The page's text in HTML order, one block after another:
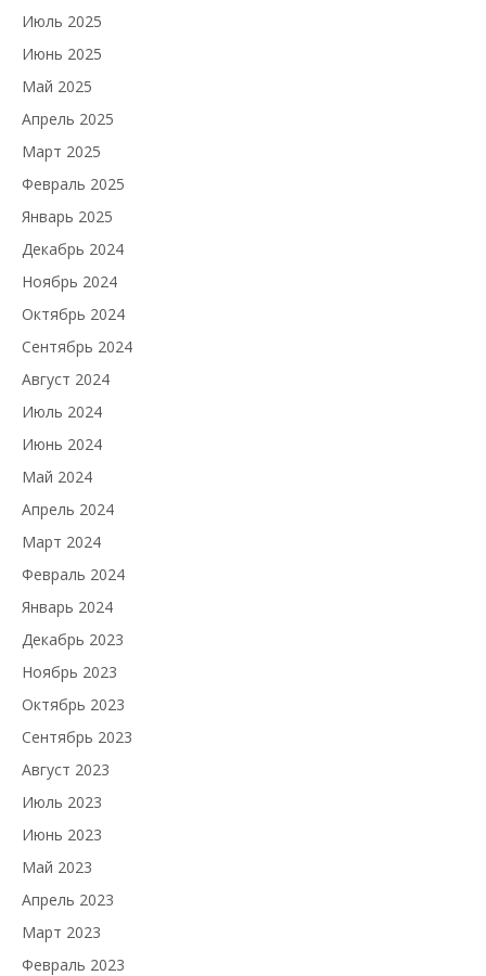
Июль 2025
Июнь 2025
Май 2025
Апрель 2025
Март 2025
Февраль 2025
Январь 2025
Декабрь 2024
Ноябрь 2024
Октябрь 2024
Сентябрь 2024
Август 2024
Июль 2024
Июнь 2024
Май 2024
Апрель 2024
Март 2024
Февраль 2024
Январь 2024
Декабрь 2023
Ноябрь 2023
Октябрь 2023
Сентябрь 2023
Август 2023
Июль 2023
Июнь 2023
Май 2023
Апрель 2023
Март 2023
Февраль 2023